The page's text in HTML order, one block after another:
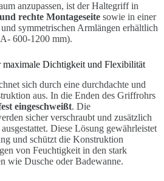
anzupassen, ist der Haltegriff in
rechte Montageseite sowie in einer
symmetrischen Armlängen erhältlich
600-1200 mm).
Dichtigkeit und Flexibilität
sich durch eine durchdachte und
aus. In die Enden des Griffrohrs
eingeschweißt. Die
sicher verschraubt und zusätzlich
ausgestattet. Diese Lösung gewährleistet
und schützt die Konstruktion
von Feuchtigkeit in den stark
wie Dusche oder Badewanne.